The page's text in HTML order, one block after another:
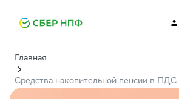
Главная
Средства накопительной пенсии в ПДС